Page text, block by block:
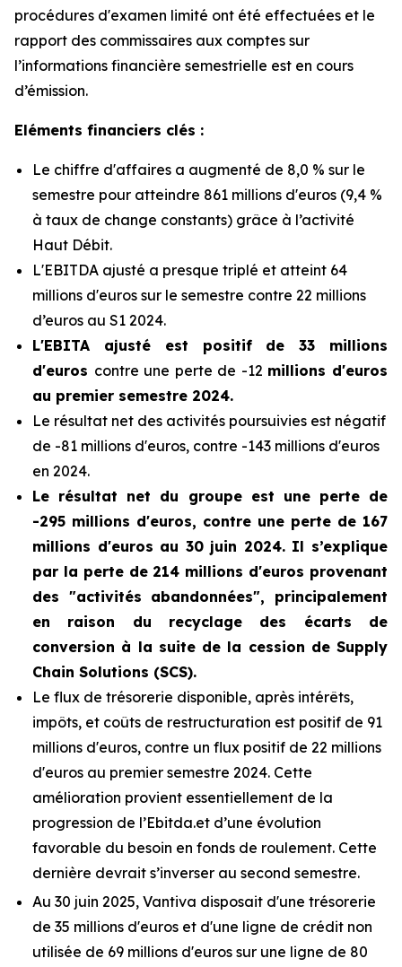
procédures d'examen limité ont été effectuées et le
rapport des commissaires aux comptes sur
l’informations financière semestrielle est en cours
d’émission.
Eléments financiers clés :
Le chiffre d'affaires a augmenté de 8,0 % sur le
semestre pour atteindre 861 millions d'euros (9,4 %
à taux de change constants) grâce à l’activité
Haut Débit.
L'EBITDA ajusté a presque triplé et atteint 64
millions d'euros sur le semestre contre 22 millions
d’euros au S1 2024.
L'EBITA ajusté est positif de 33 millions
d'euros contre une perte de -12 millions d'euros
au premier semestre 2024.
Le résultat net des activités poursuivies est négatif
de -81 millions d'euros, contre -143 millions d'euros
en 2024.
Le résultat net du groupe est une perte de
-295 millions d'euros, contre une perte de 167
millions d'euros au 30 juin 2024. Il s’explique
par la perte de 214 millions d'euros provenant
des "activités abandonnées", principalement
en raison du recyclage des écarts de
conversion à la suite de la cession de Supply
Chain Solutions (SCS).
Le flux de trésorerie disponible, après intérêts,
impôts, et coûts de restructuration est positif de 91
millions d'euros, contre un flux positif de 22 millions
d'euros au premier semestre 2024. Cette
amélioration provient essentiellement de la
progression de l’Ebitda.et d’une évolution
favorable du besoin en fonds de roulement. Cette
dernière devrait s’inverser au second semestre.
Au 30 juin 2025, Vantiva disposait d'une trésorerie
de 35 millions d'euros et d'une ligne de crédit non
utilisée de 69 millions d'euros sur une ligne de 80